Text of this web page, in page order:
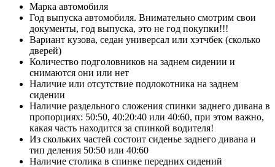
Марка автомобиля
Год выпуска автомобиля. Внимательно смотрим свои
документы, год выпуска, это не год покупки!!!
Вариант кузова, седан универсал или хэтчбек (сколько
дверей)
Количество подголовников на заднем сидении и
снимаются они или нет
Наличие или отсутствие подлокотника на заднем
сидении
Наличие раздельного сложения спинки заднего дивана в
пропорциях: 50:50, 40:20:40 или 40:60, при этом важно,
какая часть находится за спинкой водителя!
Из скольких частей состоит сиденье заднего дивана и
тип деления 50:50 или 40:60
Наличие столика в спинке передних сидений